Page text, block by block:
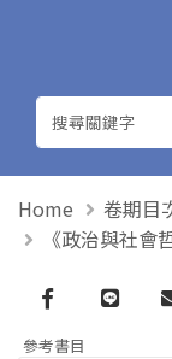
Home
卷期目
《政治與社會
Facebook
line
參考書目